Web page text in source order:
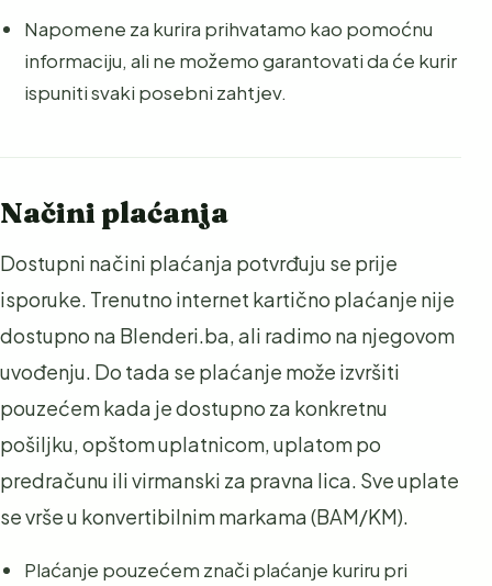
Napomene za kurira prihvatamo kao pomoćnu
informaciju, ali ne možemo garantovati da će kurir
ispuniti svaki posebni zahtjev.
Načini plaćanja
Dostupni načini plaćanja potvrđuju se prije
isporuke. Trenutno internet kartično plaćanje nije
dostupno na Blenderi.ba, ali radimo na njegovom
uvođenju. Do tada se plaćanje može izvršiti
pouzećem kada je dostupno za konkretnu
pošiljku, opštom uplatnicom, uplatom po
predračunu ili virmanski za pravna lica. Sve uplate
se vrše u konvertibilnim markama (BAM/KM).
Plaćanje pouzećem znači plaćanje kuriru pri